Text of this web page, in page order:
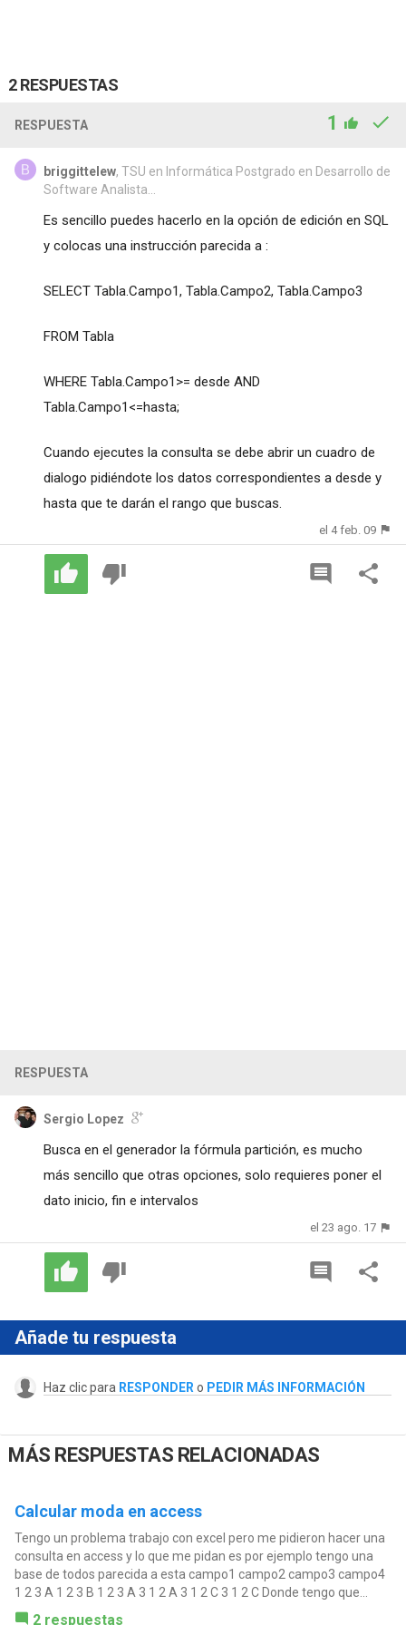
2 RESPUESTAS
RESPUESTA 1
briggittelew, TSU en Informática Postgrado en Desarrollo de
Software Analista...
Es sencillo puedes hacerlo en la opción de edición en SQL
y colocas una instrucción parecida a :
SELECT Tabla.Campo1, Tabla.Campo2, Tabla.Campo3
FROM Tabla
WHERE Tabla.Campo1>= desde AND
Tabla.Campo1<=hasta;
Cuando ejecutes la consulta se debe abrir un cuadro de
dialogo pidiéndote los datos correspondientes a desde y
hasta que te darán el rango que buscas.
el 4 feb. 09
RESPUESTA
Sergio Lopez
Busca en el generador la fórmula partición, es mucho
más sencillo que otras opciones, solo requieres poner el
dato inicio, fin e intervalos
el 23 ago. 17
Añade tu respuesta
Haz clic para RESPONDER o PEDIR MÁS INFORMACIÓN
MÁS RESPUESTAS RELACIONADAS
Calcular moda en access
Tengo un problema trabajo con excel pero me pidieron hacer una
consulta en access y lo que me pidan es por ejemplo tengo una
base de todos parecida a esta campo1 campo2 campo3 campo4
1 2 3 A 1 2 3 B 1 2 3 A 3 1 2 A 3 1 2 C 3 1 2 C Donde tengo que...
2 respuestas